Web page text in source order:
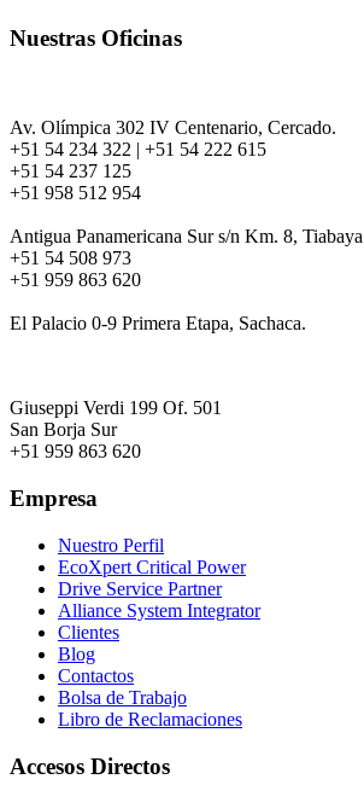
Nuestras Oficinas
Av. Olímpica 302 IV Centenario, Cercado.
+51 54 234 322 | +51 54 222 615
+51 54 237 125
+51 958 512 954
Antigua Panamericana Sur s/n Km. 8, Tiabaya
+51 54 508 973
+51 959 863 620
El Palacio 0-9 Primera Etapa, Sachaca.
Giuseppi Verdi 199 Of. 501
San Borja Sur
+51 959 863 620
Empresa
Nuestro Perfil
EcoXpert Critical Power
Drive Service Partner
Alliance System Integrator
Clientes
Blog
Contactos
Bolsa de Trabajo
Libro de Reclamaciones
Accesos Directos